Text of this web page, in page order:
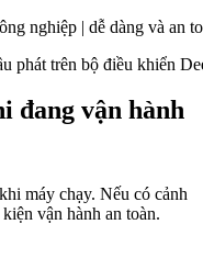
phát trên bộ điều khiển
đang vận hành
máy chạy. Nếu có cảnh
vận hành an toàn.